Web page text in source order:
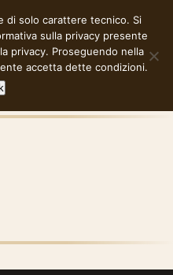
di solo carattere tecnico. Si
sulla privacy presente
privacy. Proseguendo nella
accetta dette condizioni.